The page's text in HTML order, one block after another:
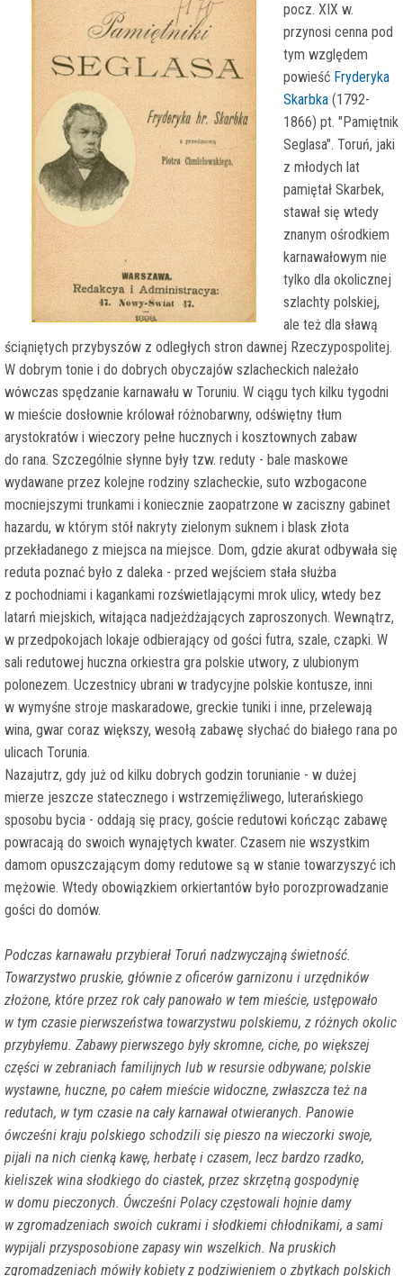
pocz. XIX w.
przynosi cenna pod
tym względem
powieść Fryderyka
Skarbka (1792-
1866) pt. "Pamiętnik
Seglasa". Toruń, jaki
z młodych lat
pamiętał Skarbek,
stawał się wtedy
znanym ośrodkiem
karnawałowym nie
tylko dla okolicznej
szlachty polskiej,
ale też dla sławą
ściąniętych przybyszów z odległych stron dawnej Rzeczypospolitej.
W dobrym tonie i do dobrych obyczajów szlacheckich należało
wówczas spędzanie karnawału w Toruniu. W ciągu tych kilku tygodni
w mieście dosłownie królował różnobarwny, odświętny tłum
arystokratów i wieczory pełne hucznych i kosztownych zabaw
do rana. Szczególnie słynne były tzw. reduty - bale maskowe
wydawane przez kolejne rodziny szlacheckie, suto wzbogacone
mocniejszymi trunkami i koniecznie zaopatrzone w zaciszny gabinet
hazardu, w którym stół nakryty zielonym suknem i blask złota
przekładanego z miejsca na miejsce. Dom, gdzie akurat odbywała się
reduta poznać było z daleka - przed wejściem stała służba
z pochodniami i kagankami rozświetlającymi mrok ulicy, wtedy bez
latarń miejskich, witająca nadjeżdżających zaproszonych. Wewnątrz,
w przedpokojach lokaje odbierający od gości futra, szale, czapki. W
sali redutowej huczna orkiestra gra polskie utwory, z ulubionym
polonezem. Uczestnicy ubrani w tradycyjne polskie kontusze, inni
w wymyśne stroje maskaradowe, greckie tuniki i inne, przelewają
wina, gwar coraz większy, wesołą zabawę słychać do białego rana po
ulicach Torunia.
Nazajutrz, gdy już od kilku dobrych godzin torunianie - w dużej
mierze jeszcze statecznego i wstrzemięźliwego, luterańskiego
sposobu bycia - oddają się pracy, goście redutowi kończąc zabawę
powracają do swoich wynajętych kwater. Czasem nie wszystkim
damom opuszczającym domy redutowe są w stanie towarzyszyć ich
mężowie. Wtedy obowiązkiem orkiertantów było porozprowadzanie
gości do domów.
Podczas karnawału przybierał Toruń nadzwyczajną świetność.
Towarzystwo pruskie, głównie z oficerów garnizonu i urzędników
złożone, które przez rok cały panowało w tem mieście, ustępowało
w tym czasie pierwszeństwa towarzystwu polskiemu, z różnych okolic
przybyłemu. Zabawy pierwszego były skromne, ciche, po większej
części w zebraniach familijnych lub w resursie odbywane; polskie
wystawne, huczne, po całem mieście widoczne, zwłaszcza też na
redutach, w tym czasie na cały karnawał otwieranych. Panowie
ówcześni kraju polskiego schodzili się pieszo na wieczorki swoje,
pijali na nich cienką kawę, herbatę i czasem, lecz bardzo rzadko,
kieliszek wina słodkiego do ciastek, przez skrzętną gospodynię
w domu pieczonych. Ówcześni Polacy częstowali hojnie damy
w zgromadzeniach swoich cukrami i słodkiemi chłodnikami, a sami
wypijali przysposobione zapasy win wszelkich. Na pruskich
zgromadzeniach mówiły kobiety z podziwieniem o zbytkach polskich